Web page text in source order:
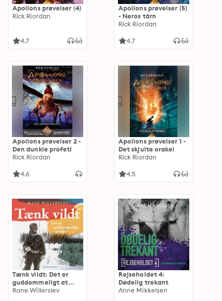
Apollons prøvelser (4)
Rick Riordan
4.7
Apollons prøvelser (5)
- Neros tårn
Rick Riordan
4.7
Apollons prøvelser 2 -
Den dunkle profeti
Rick Riordan
4.6
Apollons prøvelser 1 -
Det skjulte orakel
Rick Riordan
4.5
Tænk vildt: Det er
guddommeligt at
fejle
Rane Willerslev
Rejseholdet 4:
Dødelig trekant
Anne Mikkelsen